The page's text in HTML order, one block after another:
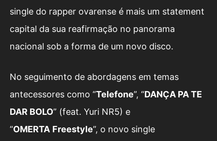
single do rapper ovarense é mais um statement
capital da sua reafirmação no panorama
nacional sob a forma de um novo disco.
No seguimento de abordagens em temas
antecessores como “Telefone”, “DANÇA PA TE
DAR BOLO” (feat. Yuri NR5) e
“OMERTA Freestyle”, o novo single